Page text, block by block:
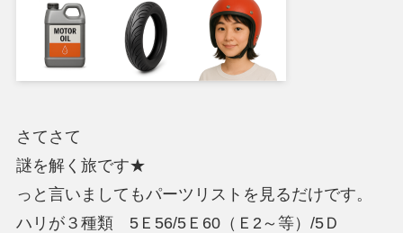
さてさて
謎を解く旅です★
っと言いましてもパーツリストを見るだけです。
ハリが３種類 5Ｅ56/5Ｅ60（Ｅ2～等）/5Ｄ